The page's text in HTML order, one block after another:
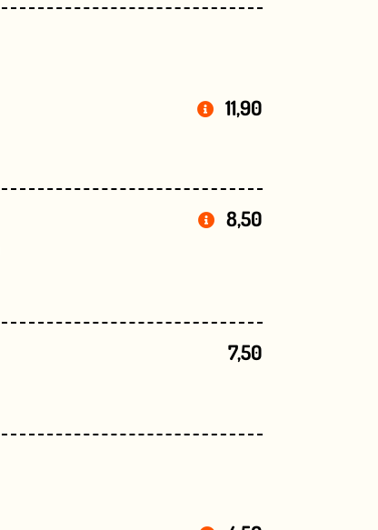
11,90
8,50
7,50